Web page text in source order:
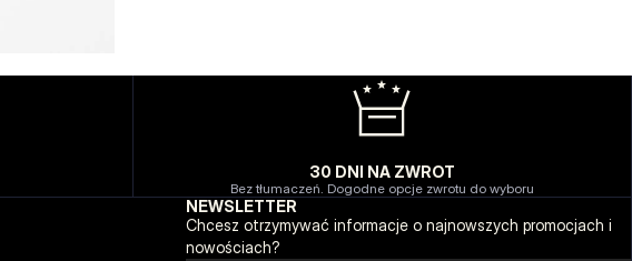
30 DNI NA ZWROT
Bez tłumaczeń. Dogodne opcje zwrotu do wyboru
NEWSLETTER
Chcesz otrzymywać informacje o najnowszych promocjach i
nowościach?